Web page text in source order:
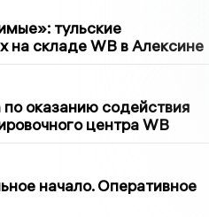
тульские
на складе WB в Алексине
оказанию содействия
центра WB
начало. Оперативное